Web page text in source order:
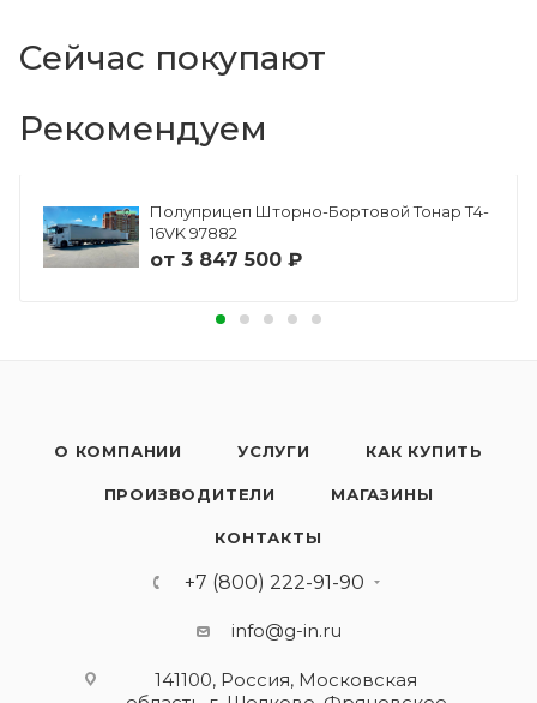
Сейчас покупают
Рекомендуем
Полуприцеп Шторно-Бортовой Тонар Т4-
16VK 97882
от 3 847 500 ₽
О КОМПАНИИ УСЛУГИ КАК КУПИТЬ
ПРОИЗВОДИТЕЛИ МАГАЗИНЫ
КОНТАКТЫ
+7 (800) 222-91-90
info@g-in.ru
141100, Россия, Московская